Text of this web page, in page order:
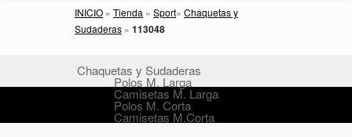
INICIO » Tienda » Sport» Chaquetas y
Sudaderas » 113048
Chaquetas y Sudaderas
Polos M. Larga
Camisetas M. Larga
Polos M. Corta
Camisetas M.Corta